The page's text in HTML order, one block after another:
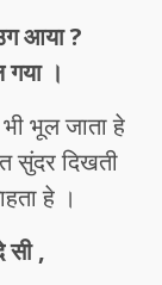
आया ?
।
भूल जाता हे
सुंदर दिखती
हे ।
सी ,